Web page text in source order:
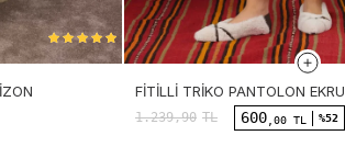
FITILLI TRIKO PANTOLON EKRU
1.239,90 TL 600 ,00 TL %52